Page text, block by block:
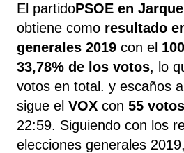
El partidoPSOE en
obtiene como resultado
generales 2019 con el
33,78%​ de los votos, lo
votos en total. y ​escaños
sigue el VOX ​ con 55 votos
22:59. Siguiendo con los
elecciones generales